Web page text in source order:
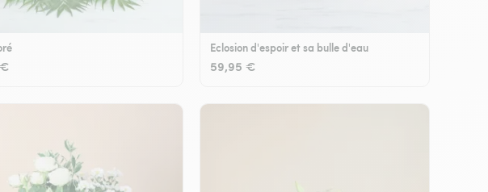
Eclosion d'espoir et sa bulle d'eau
59,95 €